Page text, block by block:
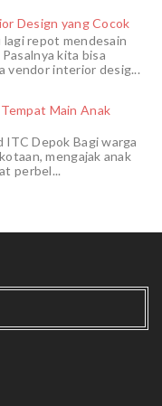
Design yang Cocok
repot mendesain
kita bisa
vendor interior desig...
Main Anak
Depok Bagi warga
mengajak anak
perbel...